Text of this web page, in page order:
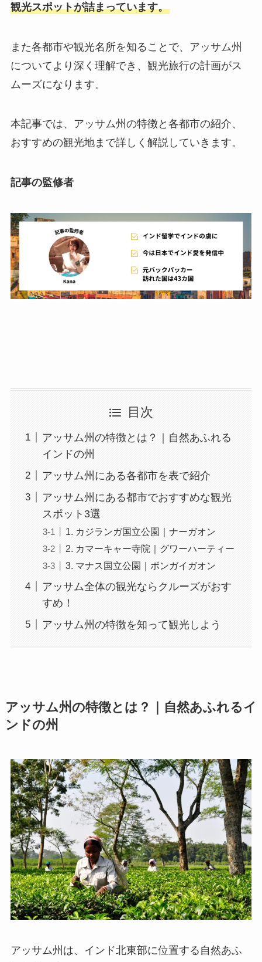
観光スポットが詰まっています。
また各都市や観光名所を知ることで、アッサム州
についてより深く理解でき、観光旅行の計画がス
ムーズになります。
本記事では、アッサム州の特徴と各都市の紹介、
おすすめの観光地まで詳しく解説していきます。
記事の監修者
目次
アッサム州の特徴とは？｜自然あふれる
インドの州
アッサム州にある各都市を表で紹介
アッサム州にある都市でおすすめな観光
スポット3選
1. カジランガ国立公園｜ナーガオン
2. カマーキャー寺院｜グワーハーティー
3. マナス国立公園｜ボンガイガオン
アッサム全体の観光ならクルーズがおす
すめ！
アッサム州の特徴を知って観光しよう
アッサム州の特徴とは？｜自然あふれるイ
ンドの州
アッサム州は、インド北東部に位置する自然あふ